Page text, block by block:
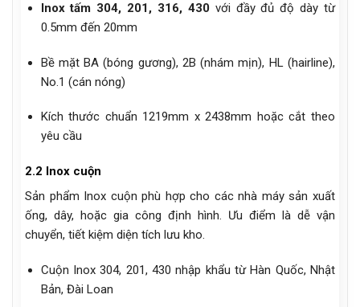
Inox tấm 304, 201, 316, 430với đầy đủ độ dày từ
0.5mm đến 20mm
Bề mặt BA (bóng gương), 2B (nhám mịn), HL (hairline),
No.1 (cán nóng)
Kích thước chuẩn 1219mm x 2438mm hoặc cắt theo
yêu cầu
2.2 Inox cuộn
Sản phẩm Inox cuộn phù hợp cho các nhà máy sản xuất
ống, dây, hoặc gia công định hình. Ưu điểm là dễ vận
chuyển, tiết kiệm diện tích lưu kho.
Cuộn Inox 304, 201, 430 nhập khẩu từ Hàn Quốc, Nhật
Bản, Đài Loan